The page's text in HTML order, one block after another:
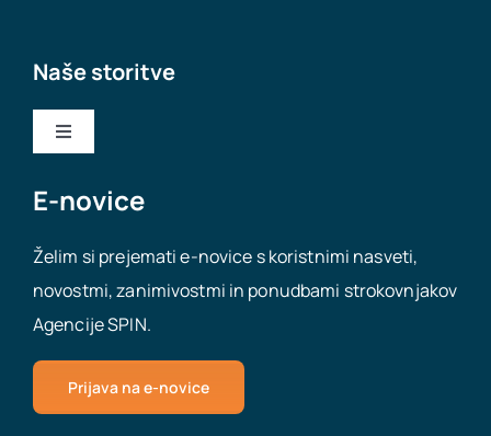
Naše storitve
Toggle
Nakup podjetja
Prodaja podjetja
Odpiranje podjetij
Virtualna pisarna
E-novice
Želim si prejemati e-novice s koristnimi nasveti,
novostmi, zanimivostmi in ponudbami strokovnjakov
Agencije SPIN.
Prijava na e-novice